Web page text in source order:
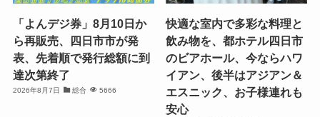
「よんデジ券」8月10日か
ら再販売、四日市市が発
表、先着順で発行総額に到
達次第終了
2026年8月7日 総合 5666
快適な室内で多彩な料理と
飲み物を、都ホテル四日市
のビアホール、今ならハワ
イアン、後半はアジアン＆
エスニック、お子様連れも
安心